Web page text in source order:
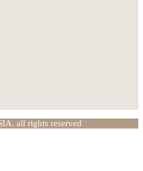
all rights reserved